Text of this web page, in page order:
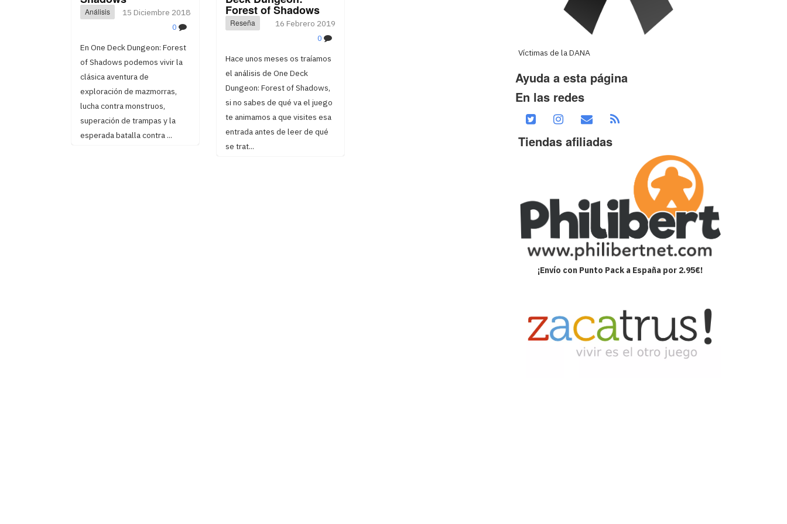
Análisis
15 Diciembre 2018
0
En One Deck Dungeon: Forest
of Shadows podemos vivir la
clásica aventura de
exploración de mazmorras,
lucha contra monstruos,
superación de trampas y la
esperada batalla contra ...
Forest of Shadows
Reseña
16 Febrero 2019
0
Hace unos meses os traíamos
el análisis de One Deck
Dungeon: Forest of Shadows,
si no sabes de qué va el juego
te animamos a que visites esa
entrada antes de leer de qué
se trat...
Víctimas de la DANA
Ayuda a esta página
En las redes
Tiendas afiliadas
¡Envío con Punto Pack a España por 2.95€!